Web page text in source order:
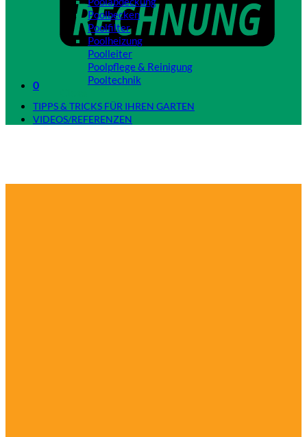
0
Poolbecken
Poolfilter
Poolheizung
Poolleiter
Poolpflege & Reinigung
Pooltechnik
TIPPS & TRICKS FÜR IHREN GARTEN
VIDEOS/REFERENZEN